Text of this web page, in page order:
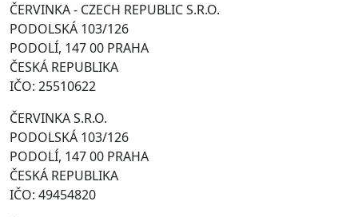
ČERVINKA - CZECH REPUBLIC S.R.O.
PODOLSKÁ 103/126
PODOLÍ, 147 00 PRAHA
ČESKÁ REPUBLIKA
IČO: 25510622
ČERVINKA S.R.O.
PODOLSKÁ 103/126
PODOLÍ, 147 00 PRAHA
ČESKÁ REPUBLIKA
IČO: 49454820